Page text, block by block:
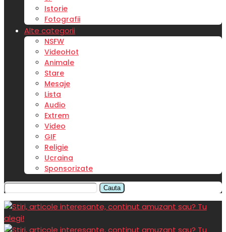
Istorie
Fotografii
Alte categorii
NSFW
VideoHot
Animale
Stare
Mesaje
Lista
Audio
Extrem
Video
GIF
Religie
Ucraina
Sponsorizate
Cauta